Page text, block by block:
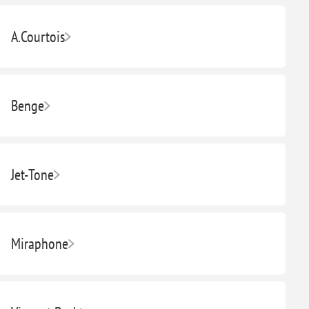
A.Courtois
Benge
Jet-Tone
Miraphone